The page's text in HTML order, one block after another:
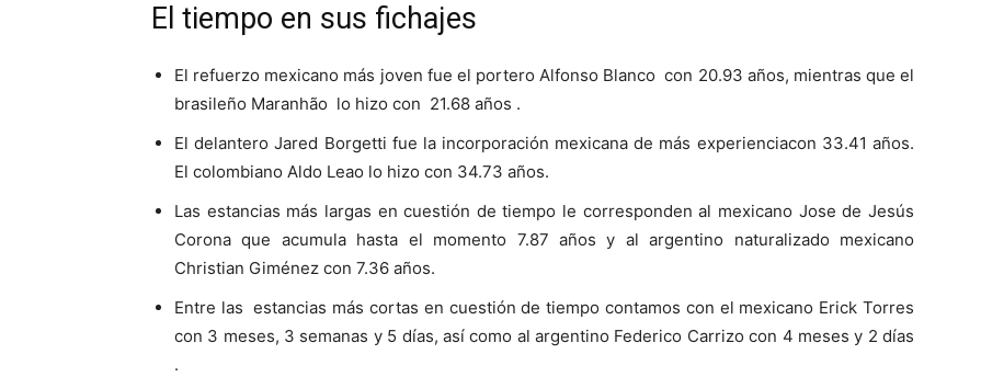
El tiempo en sus fichajes
El refuerzo mexicano más joven fue el portero Alfonso Blanco con 20.93 años, mientras que el
brasileño Maranhão lo hizo con 21.68 años .
El delantero Jared Borgetti fue la incorporación mexicana de más experienciacon 33.41 años.
El colombiano Aldo Leao lo hizo con 34.73 años.
Las estancias más largas en cuestión de tiempo le corresponden al mexicano Jose de Jesús
Corona que acumula hasta el momento 7.87 años y al argentino naturalizado mexicano
Christian Giménez con 7.36 años.
Entre las estancias más cortas en cuestión de tiempo contamos con el mexicano Erick Torres
con 3 meses, 3 semanas y 5 días, así como al argentino Federico Carrizo con 4 meses y 2 días
.